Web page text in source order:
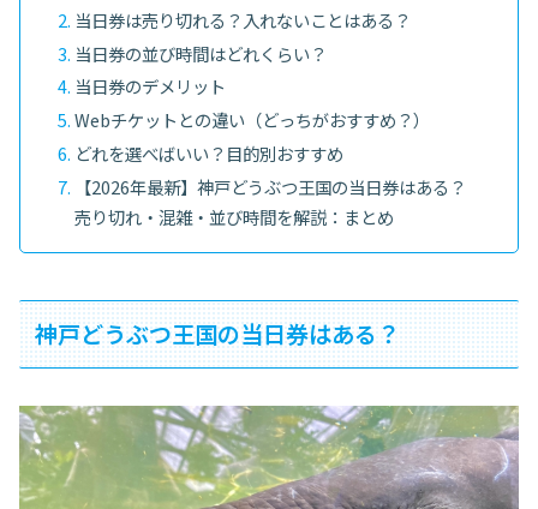
当日券は売り切れる？入れないことはある？
当日券の並び時間はどれくらい？
当日券のデメリット
Webチケットとの違い（どっちがおすすめ？）
どれを選べばいい？目的別おすすめ
【2026年最新】神戸どうぶつ王国の当日券はある？
売り切れ・混雑・並び時間を解説：まとめ
神戸どうぶつ王国の当日券はある？